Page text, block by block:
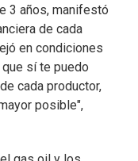
3 años, manifestó
de cada
en condiciones
sí te puedo
cada productor,
posible",